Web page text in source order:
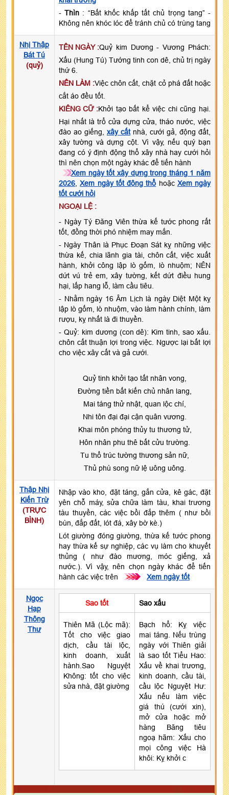
-Thìn : “Bất khốc khấp tất chủ trọng tang” -
Không nên khóc lóc để tránh chủ có trùng tang
Nhị Thập
Bát Tú
(quỷ)
TÊN NGÀY :Quỷ kim Dương - Vương Phách:
Xấu (Hung Tú) Tướng tinh con dê, chủ trị ngày
thứ 6.
NÊN LÀM :Việc chôn cất, chặt cỏ phá đất hoặc
cắt áo đều tốt.
KIÊNG CỮ :Khởi tạo bất kể việc chi cũng hại.
Hại nhất là trổ cửa dựng cửa, tháo nước, việc
đào ao giếng, xây cấtnhà, cưới gả, động đất,
xây tường và dựng cột. Vì vậy, nếu quý bạn
đang có ý định động thổ xây nhà hay cưới hỏi
thì nên chọn một ngày khác để tiến hành
Xem ngày tốt xây dựng trong tháng 1 năm
2026 ,Xem ngày tốt động thổ hoặc Xem ngày
tốt cưới hỏi
NGOẠI LỆ :
- Ngày Tý Đăng Viên thừa kế tước phong rất
tốt, đồng thời phó nhiệm may mắn.
- Ngày Thân là Phục Đoạn Sát kỵ những việc
thừa kế, chia lãnh gia tài, chôn cất, việc xuất
hành, khởi công lập lò gốm, lò nhuộm; NÊN
dứt vú trẻ em, xây tường, kết dứt điều hung
hại, lấp hang lỗ, làm cầu tiêu.
- Nhằm ngày 16 Âm Lịch là ngày Diệt Một kỵ
lập lò gốm, lò nhuộm, vào làm hành chính, làm
rượu, kỵ nhất là đi thuyền.
- Quỷ: kim dương (con dê): Kim tinh, sao xấu.
chôn cất thuận lợi trong việc. Ngược lại bất lợi
cho việc xây cất và gả cưới.
Quỷ tinh khởi tạo tất nhân vong,
Đường tiền bất kiến chủ nhân lang,
Mai táng thử nhật, quan lộc chí,
Nhi tôn đại đại cận quân vương.
Khai môn phóng thủy tu thương tử,
Hôn nhân phu thê bất cửu trường.
Tu thổ trúc tường thương sản nữ,
Thủ phù song nữ lệ uông uông.
Thập Nhị
Kiến Trừ
(TRỰC
BÌNH)
Nhập vào kho, đặt táng, gắn cửa, kê gác, đặt
yên chỗ máy, sửa chữa làm tàu, khai trương
tàu thuyền, các việc bồi đắp thêm ( như bồi
bùn, đắp đất, lót đá, xây bờ kè.)
Lót giường đóng giường, thừa kế tước phong
hay thừa kế sự nghiệp, các vụ làm cho khuyết
thủng ( như đào mương, móc giếng, xả
nước.). Vì vậy, nên chọn ngày khác để tiến
hành các việc trên
>>> Xem ngày tốt
Ngọc
Hạp
Thông
Thư
Sao tốt Sao xấu
Thiên Mã (Lộc mã):
Tốt cho việc giao
dịch, cầu tài lộc,
kinh doanh, xuất
hành.Sao Nguyệt
Không: tốt cho việc
sửa nhà, đặt giường
Bạch hổ: Kỵ việc
mai táng. Nếu trùng
ngày với Thiên giải
là sao tốt Tiểu Hao:
Xấu về khai trương,
kinh doanh, cầu tài,
cầu lộc Nguyệt Hư:
Xấu nếu làm việc
giá thú (cưới xin),
mở cửa hoặc mở
hàng Băng tiêu
ngoạ hãm: Xấu cho
mọi công việc Hà
khôi: Kỵ khởi c